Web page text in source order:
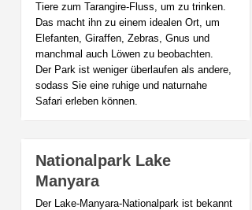
Tiere zum Tarangire-Fluss, um zu trinken.
Das macht ihn zu einem idealen Ort, um
Elefanten, Giraffen, Zebras, Gnus und
manchmal auch Löwen zu beobachten.
Der Park ist weniger überlaufen als andere,
sodass Sie eine ruhige und naturnahe
Safari erleben können.
Nationalpark Lake
Manyara
Der Lake-Manyara-Nationalpark ist bekannt